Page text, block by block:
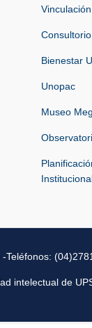
Bienestar
Unopac
Museo
Teléfonos:
intelectual de